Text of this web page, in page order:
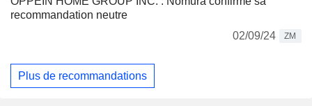
recommandation neutre
02/09/24
ZM
Plus de recommandations